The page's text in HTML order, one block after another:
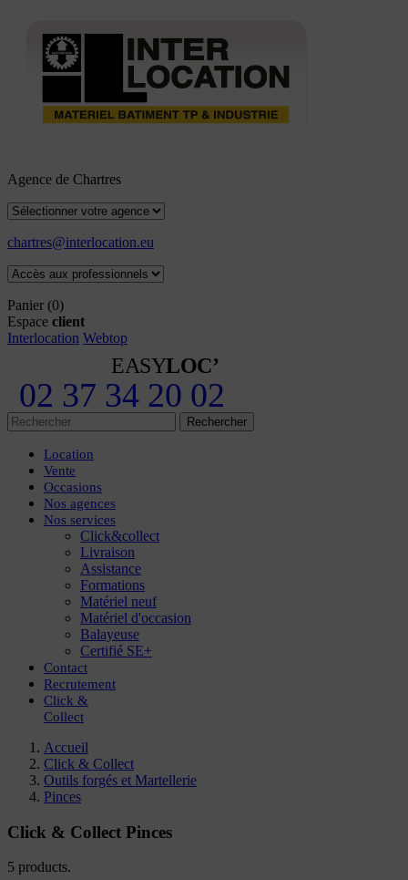
Agence de Chartres
chartres@interlocation.eu
Panier (0)
Espace client
Interlocation Webtop
EASYLOC’
02 37 34 20 02
Rechercher
Location
Vente
Occasions
Nos agences
Nos services
Click&collect
Livraison
Assistance
Formations
Matériel neuf
Matériel d'occasion
Balayeuse
Certifié SE+
Contact
Recrutement
Click &
Collect
Accueil
Click & Collect
Outils forgés et Martellerie
Pinces
Click & Collect Pinces
5 products.